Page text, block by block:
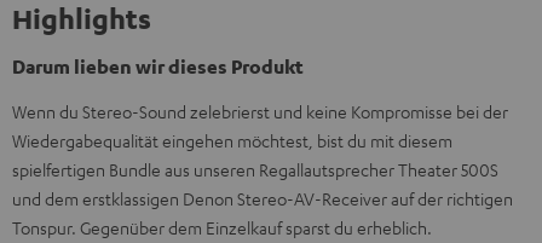
Highlights
Darum lieben wir dieses Produkt
Wenn du Stereo-Sound zelebrierst und keine Kompromisse bei der
Wiedergabequalität eingehen möchtest, bist du mit diesem
spielfertigen Bundle aus unseren Regallautsprecher Theater 500S
und dem erstklassigen Denon Stereo-AV-Receiver auf der richtigen
Tonspur. Gegenüber dem Einzelkauf sparst du erheblich.